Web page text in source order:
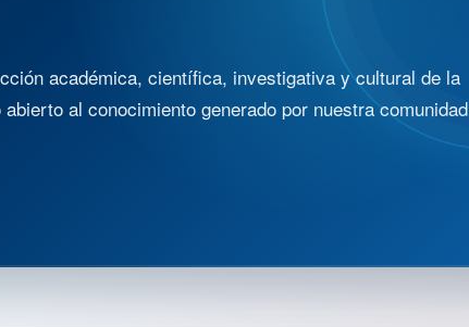
académica, científica, investigativa y cultural de la
al conocimiento generado por nuestra comunidad